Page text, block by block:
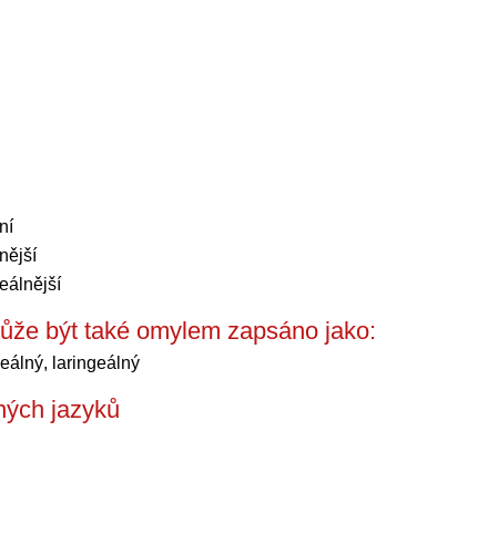
být také omylem zapsáno jako:
laringeálný
jazyků